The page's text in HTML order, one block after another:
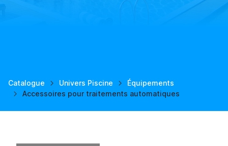
Catalogue Univers Piscine
Équipements
Accessoires pour traitements automatiques